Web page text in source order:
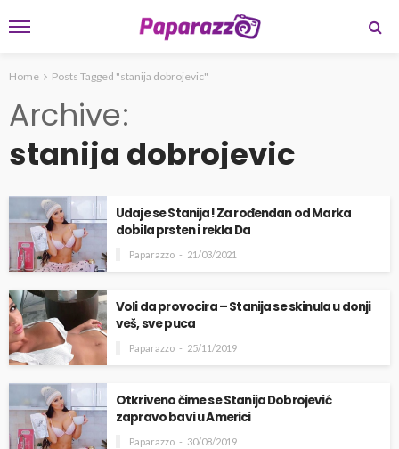
Home Posts Tagged "stanija dobrojevic"
Archive
stanija dobrojevic
Udaje se Stanija! Za rođendan od Marka
dobila prsten i rekla Da
Paparazzo 21/03/2021
Voli da provocira – Stanija se skinula u donji
veš, sve puca
Paparazzo 25/11/2019
Otkriveno čime se Stanija Dobrojević
zapravo bavi u Americi
Paparazzo 30/08/2019